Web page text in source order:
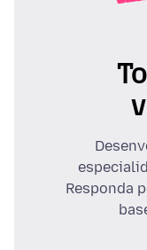
Responda